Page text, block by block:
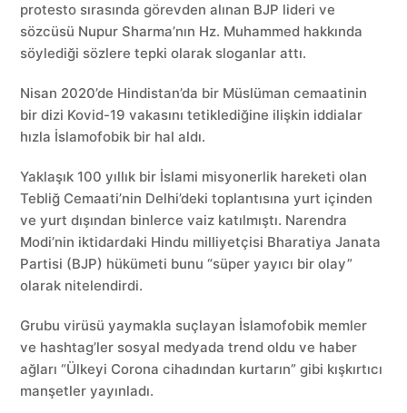
protesto sırasında görevden alınan BJP lideri ve
sözcüsü Nupur Sharma’nın Hz. Muhammed hakkında
söylediği sözlere tepki olarak sloganlar attı.
Nisan 2020’de Hindistan’da bir Müslüman cemaatinin
bir dizi Kovid-19 vakasını tetiklediğine ilişkin iddialar
hızla İslamofobik bir hal aldı.
Yaklaşık 100 yıllık bir İslami misyonerlik hareketi olan
Tebliğ Cemaati’nin Delhi’deki toplantısına yurt içinden
ve yurt dışından binlerce vaiz katılmıştı. Narendra
Modi’nin iktidardaki Hindu milliyetçisi Bharatiya Janata
Partisi (BJP) hükümeti bunu “süper yayıcı bir olay”
olarak nitelendirdi.
Grubu virüsü yaymakla suçlayan İslamofobik memler
ve hashtag’ler sosyal medyada trend oldu ve haber
ağları “Ülkeyi Corona cihadından kurtarın” gibi kışkırtıcı
manşetler yayınladı.